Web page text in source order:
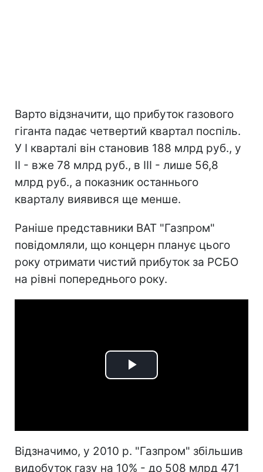
Варто відзначити, що прибуток газового
гіганта падає четвертий квартал поспіль.
У I кварталі він становив 188 млрд руб., у
II - вже 78 млрд руб., в III - лише 56,8
млрд руб., а показник останнього
кварталу виявився ще менше.
Раніше представники ВАТ "Газпром"
повідомляли, що концерн планує цього
року отримати чистий прибуток за РСБО
на рівні попереднього року.
Play
Відзначимо, у 2010 р. "Газпром" збільшив
видобуток газу на 10% - до 508 млрд 471